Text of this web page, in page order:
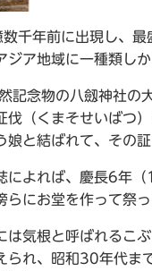
千年前に出現し、
ジア地域に一種類しか
記念物の八劔神社の
伐（くまそせいばつ
娘と結ばれて、その
によれば、慶長6年
らにお堂を作って祭
は気根と呼ばれるこ
られ、昭和30年代ま